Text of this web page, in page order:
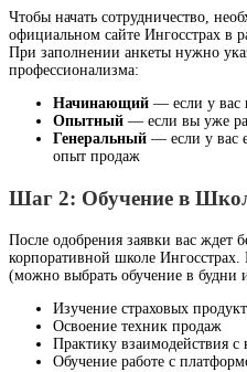
Чтобы начать сотрудничество,
официальном сайте Ингосстрах в
При заполнении анкеты нужно
профессионализма:
Начинающий — если у вас
Опытный — если вы уже
Генеральный — если у вас
опыт продаж
Шаг 2: Обучение в
После одобрения заявки вас ждет
корпоративной школе Ингосстрах.
(можно выбрать обучение в будни
Изучение страховых
Освоение техник продаж
Практику взаимодействия с
Обучение работе с